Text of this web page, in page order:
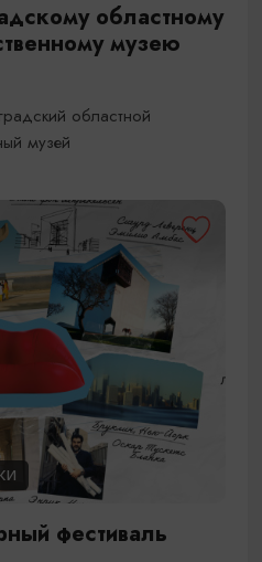
областному
музею
областной
музей
фестиваль